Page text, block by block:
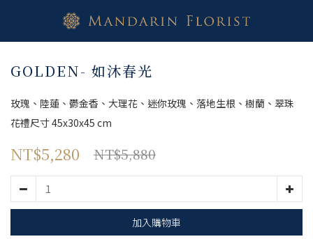
GOLDEN- 如沐春光
玫瑰、陸蓮、鬱金香、大理花、迷你玫瑰、落地生根、樹蘭、翠珠
花禮尺寸 45x30x45 cm
NT$5,280 NT$5,880
加入購物車